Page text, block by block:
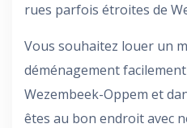
rues parfois étroites de
Vous souhaitez louer un
déménagement
Wezembeek-Oppem et
êtes au bon endroit avec